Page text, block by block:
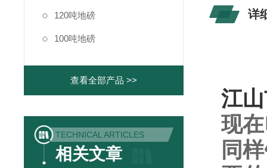
120吨地磅
100吨地磅
查看全部产品 >>
TECHNICAL ARTICLES
相关文章
详
江
现
同